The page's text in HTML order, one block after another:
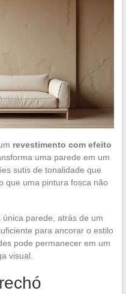
revestimento com efeito
uma parede em um
sutis de tonalidade que
que uma pintura fosca não
parede, atrás de um
para ancorar o estilo
pode permanecer em um
visual.